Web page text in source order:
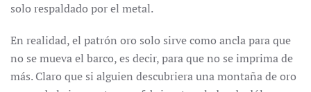
solo respaldado por el metal.
En realidad, el patrón oro solo sirve como ancla para que
no se mueva el barco, es decir, para que no se imprima de
más. Claro que si alguien descubriera una montaña de oro